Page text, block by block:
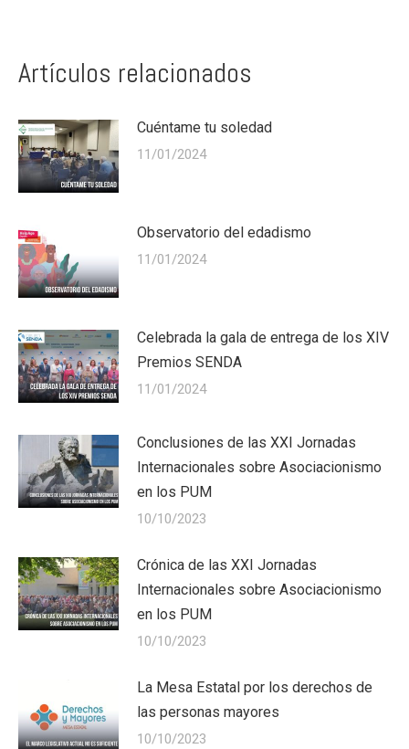
Artículos relacionados
Cuéntame tu soledad
11/01/2024
Observatorio del edadismo
11/01/2024
Celebrada la gala de entrega de los XIV
Premios SENDA
11/01/2024
Conclusiones de las XXI Jornadas
Internacionales sobre Asociacionismo
en los PUM
10/10/2023
Crónica de las XXI Jornadas
Internacionales sobre Asociacionismo
en los PUM
10/10/2023
La Mesa Estatal por los derechos de
las personas mayores
10/10/2023